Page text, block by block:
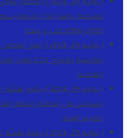
تعليمية بجهة الدار
2025-2026
طب و صحة
[ يوليو 29, 2026 ]
النص
بمناسبة الذكرى الـ27 لعيد العرش المجيد
الملكية
[ يوليو 29, 2026 ]
برقية
السادس من الدكتور محمد
المجيدالاخبار
[ يوليو 29, 2026 ]
برقية